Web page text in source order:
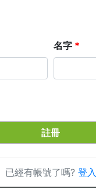
名字
註冊
已經有帳號了嗎? 登入